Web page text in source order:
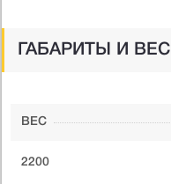
ГАБАРИТЫ И ВЕС
ВЕС
2200